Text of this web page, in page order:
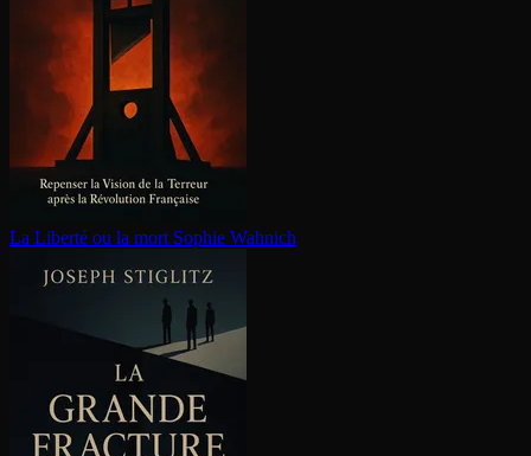
La Liberté ou la mort Sophie Wahnich